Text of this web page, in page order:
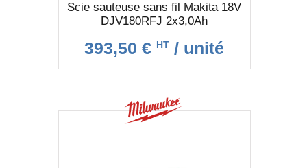
Scie sauteuse sans fil Makita 18V
DJV180RFJ 2x3,0Ah
393,50 € HT / unité